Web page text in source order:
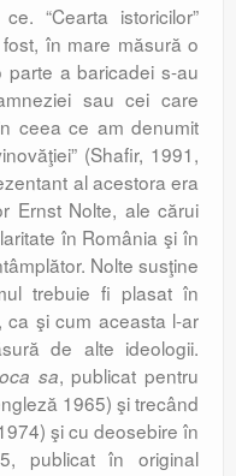
“Cearta istoricilor”
în mare măsură o
parte a baricadei s-au
sau cei care
ceea ce am denumit
(Shafir, 1991,
al acestora era
Ernst Nolte, ale cărui
în România şi în
Nolte susţine
trebuie fi plasat în
ca şi cum aceasta l-ar
de alte ideologii.
sa, publicat pentru
1965) şi trecând
şi cu deosebire în
publicat în original